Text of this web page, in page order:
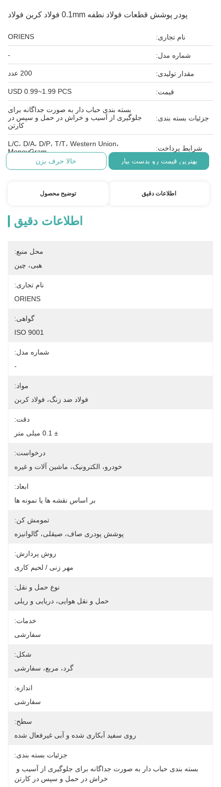
پودر پوشش قطعات فولاد نطفه 0.1mm فولاد کربن فولاد
نام تجاری: ORIENS
شماره مدل: -
مقدار تولیدی: 200 عدد
قیمت: USD 0.99~1.99 PCS
جزئیات بسته بندی:
بسته بندی حباب دار به صورت جداگانه برای
جلوگیری از آسیب و خراش در حمل و سپس در
کارتن
شرایط پرداخت:
L/C، D/A، D/P، T/T، Western Union،
MoneyGram
بهترین قیمت رو بدست بیار
حالا حرف بزن
اطلاعات دقیق توضیح محصول
اطلاعات دقیق
محل منبع:
هبی، چین
نام تجاری:
ORIENS
گواهی:
ISO 9001
شماره مدل:
-
مواد:
فولاد ضد زنگ، فولاد کربن
دقت:
± 0.1 میلی متر
درخواست:
خودرو، الکترونیک، ماشین آلات و غیره
ابعاد:
بر اساس نقشه ها یا نمونه ها
تمومش کن:
پوشش پودری صاف، صیقلی، گالوانیزه
روش پردازش:
مهر زنی / لحیم کاری
نوع حمل و نقل:
حمل و نقل هوایی، دریایی و ریلی
خدمات:
سفارشی
شکل:
گرد، مربع، سفارشی
اندازه:
سفارشی
سطح:
روی سفید آبکاری شده و آبی غیرفعال شده
جزئیات بسته بندی:
خراش در حمل و سپس در کارتن